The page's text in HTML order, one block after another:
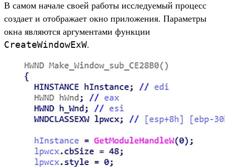
В самом начале своей работы исследуемый процесс
создает и отображает окно приложения. Параметры
окна являются аргументами функции
CreateWindowExW.